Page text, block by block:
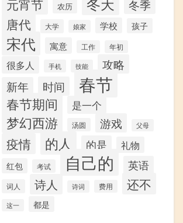
元宵节 农历 冬季
唐代 大学 娘家 学校 孩子
宋代 寓意 工作 年初
很多人 手机 技能 攻略
新年 时间 春节
春节期间 是一个
梦幻西游 汤圆 游戏 父母
疫情 的人 的是 礼物
红包 考试 自己的 英语
词人 诗人 诗词 费用 还不
这一 都是